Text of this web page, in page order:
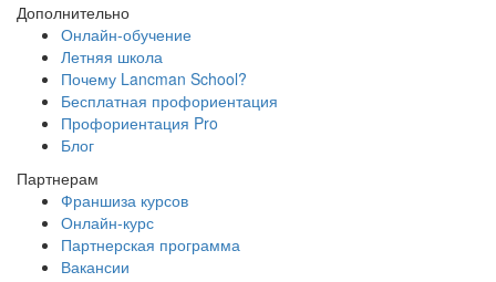
Дополнительно
Онлайн-обучение
Летняя школа
Почему Lancman School?
Бесплатная профориентация
Профориентация Pro
Блог
Партнерам
Франшиза курсов
Онлайн-курс
Партнерская программа
Вакансии